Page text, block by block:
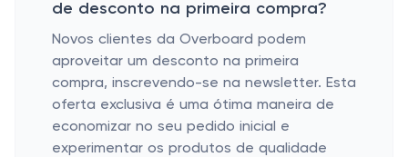
de desconto na primeira compra?
Novos clientes da Overboard podem
aproveitar um desconto na primeira
compra, inscrevendo-se na newsletter. Esta
oferta exclusiva é uma ótima maneira de
economizar no seu pedido inicial e
experimentar os produtos de qualidade